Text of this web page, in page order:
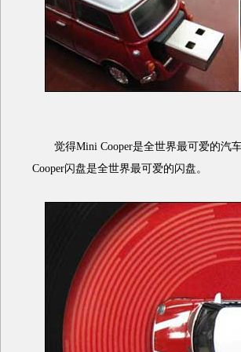
觉得Mini Cooper是全世界最可爱的汽
Cooper闪盘是全世界最可爱的闪盘。